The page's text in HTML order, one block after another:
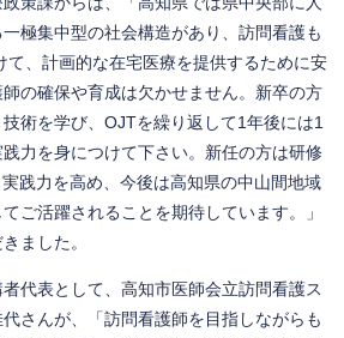
極集中型の社会構造があり、訪問看護も
て、計画的な在宅医療を提供するために安
の確保や育成は欠かせません。新卒の方
術を学び、OJTを繰り返して1年後には1
力を身につけて下さい。新任の方は研修
践力を高め、今後は高知県の中山間地域
ご活躍されることを期待しています。」
ました。
代表として、高知市医師会立訪問看護ス
さんが、「訪問看護師を目指しながらも